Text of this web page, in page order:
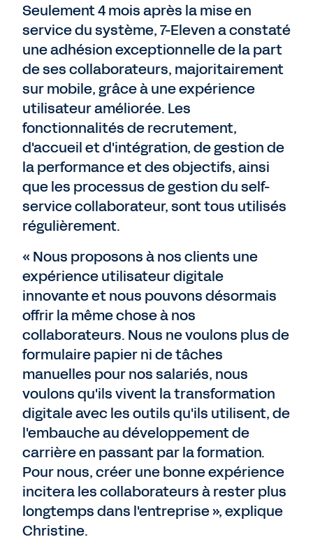
Seulement 4 mois après la mise en
service du système, 7-Eleven a constaté
une adhésion exceptionnelle de la part
de ses collaborateurs, majoritairement
sur mobile, grâce à une expérience
utilisateur améliorée. Les
fonctionnalités de recrutement,
d'accueil et d'intégration, de gestion de
la performance et des objectifs, ainsi
que les processus de gestion du self-
service collaborateur, sont tous utilisés
régulièrement.
« Nous proposons à nos clients une
expérience utilisateur digitale
innovante et nous pouvons désormais
offrir la même chose à nos
collaborateurs. Nous ne voulons plus de
formulaire papier ni de tâches
manuelles pour nos salariés, nous
voulons qu'ils vivent la transformation
digitale avec les outils qu'ils utilisent, de
l'embauche au développement de
carrière en passant par la formation.
Pour nous, créer une bonne expérience
incitera les collaborateurs à rester plus
longtemps dans l'entreprise », explique
Christine.